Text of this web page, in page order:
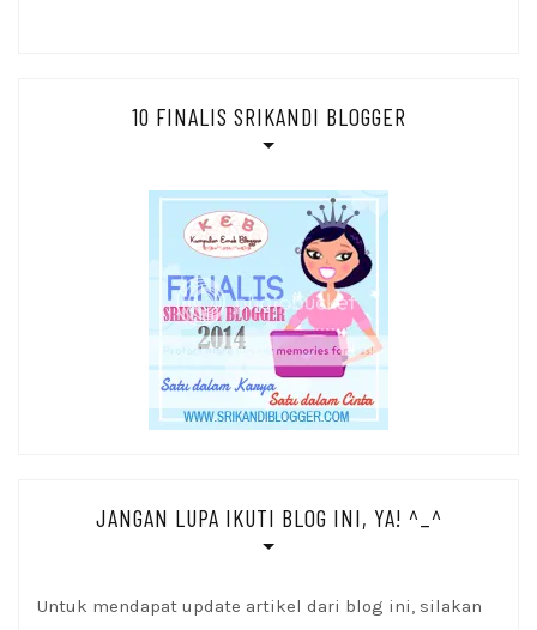
10 FINALIS SRIKANDI BLOGGER
JANGAN LUPA IKUTI BLOG INI, YA! ^_^
Untuk mendapat update artikel dari blog ini, silakan